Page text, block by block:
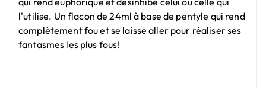
l'utilise. Un flacon de 24ml à base de pentyle qui rend
complètement fou et se laisse aller pour réaliser ses
fantasmes les plus fous!